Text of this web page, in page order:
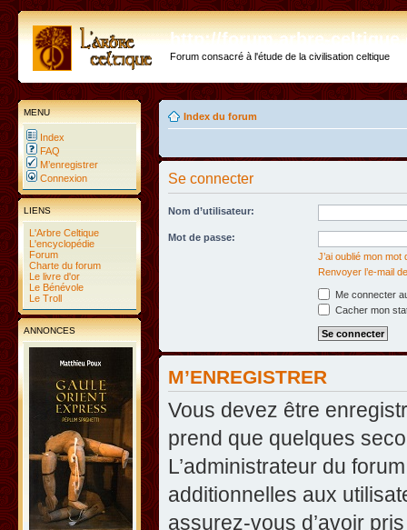
http://forum.arbre-
Forum consacré à l'étude de la civilisation celtique
MENU
Index
FAQ
M’enregistrer
Connexion
LIENS
L'Arbre Celtique
L'encyclopédie
Forum
Charte du forum
Le livre d'or
Le Bénévole
Le Troll
ANNONCES
Index du forum
Se connecter
Nom d’utilisateur:
Mot de passe:
J’ai oublié mon mot
Renvoyer l’e-mail
Me connecter
Cacher mon
M’ENREGISTRER
Vous devez être
prend que quelques
L’administrateur du
additionnelles aux
assurez-vous d’avoir